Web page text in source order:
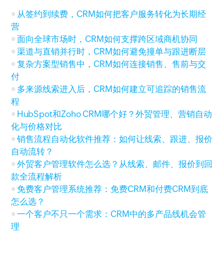
从签约到续费，CRM如何把客户服务转化为长期经
营
面向全球市场时，CRM如何支撑跨区域商机协同
渠道与直销并行时，CRM如何避免撞单与跟进断层
复杂方案型销售中，CRM如何连接销售、售前与交
付
多来源线索进入后，CRM如何建立可追踪的销售流
程
HubSpot和Zoho CRM哪个好？外贸管理、营销自动
化与价格对比
销售流程自动化软件推荐：如何让线索、跟进、报价
自动流转？
外贸客户管理软件怎么选？从线索、邮件、报价到回
款全流程解析
免费客户管理系统推荐：免费CRM和付费CRM到底
怎么选？
一个客户不只一个需求：CRM中的多产品线机会管
理